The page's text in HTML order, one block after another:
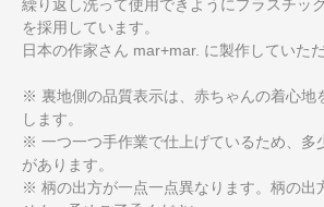
繰り返し洗って使用できようにプラスチッ
を採用しています。
日本の作家さん mar+mar. に製作していただ
※ 裏地側の品質表示は、赤ちゃんの着心地
します。
※ 一つ一つ手作業で仕上げているため、多
があります。
※ 柄の出方が一点一点異なります。柄の出